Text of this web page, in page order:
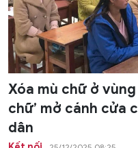
Xóa mù chữ ở
chữ’ mở cánh cửa
dân